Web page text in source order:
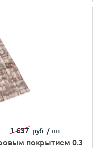
1 637руб. / шт.
покрытием 0.3